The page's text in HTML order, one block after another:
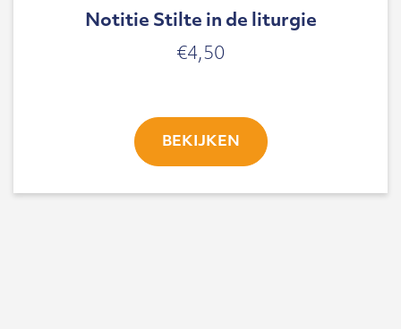
Notitie Stilte in de liturgie
€4,50
BEKIJKEN